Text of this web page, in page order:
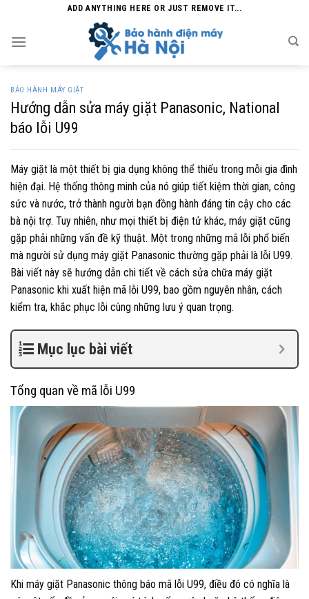
content
ADD ANYTHING HERE OR JUST REMOVE IT...
BẢO HÀNH MÁY GIẶT
Hướng dẫn sửa máy giặt Panasonic, National
báo lỗi U99
Máy giặt là một thiết bị gia dụng không thể thiếu trong mỗi gia đình
hiện đại. Hệ thống thông minh của nó giúp tiết kiệm thời gian, công
sức và nước, trở thành người bạn đồng hành đáng tin cậy cho các
bà nội trợ. Tuy nhiên, như mọi thiết bị điện tử khác, máy giặt cũng
gặp phải những vấn đề kỹ thuật. Một trong những mã lỗi phổ biến
mà người sử dụng máy giặt Panasonic thường gặp phải là lỗi U99.
Bài viết này sẽ hướng dẫn chi tiết về cách sửa chữa máy giặt
Panasonic khi xuất hiện mã lỗi U99, bao gồm nguyên nhân, cách
kiểm tra, khắc phục lỗi cùng những lưu ý quan trọng.
Mục lục bài viết
Tổng quan về mã lỗi U99
Khi máy giặt Panasonic thông báo mã lỗi U99, điều đó có nghĩa là